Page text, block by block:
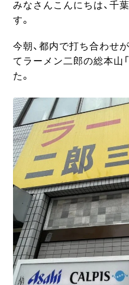
みなさんこんにちは、千
す。
今朝、都内で打ち合わせ
てラーメン二郎の総本山
た。